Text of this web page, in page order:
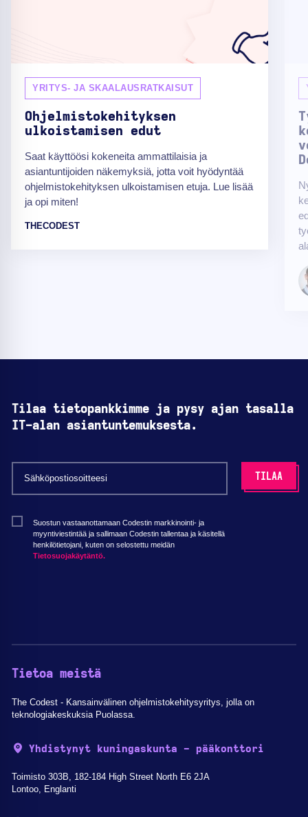
YRITYS- JA SKAALAUSRATKAISUT
Ohjelmistokehityksen
ulkoistamisen edut
Saat käyttöösi kokeneita ammattilaisia ja
asiantuntijoiden näkemyksiä, jotta voit hyödyntää
ohjelmistokehityksen ulkoistamisen etuja. Lue lisää
ja opi miten!
THECODEST
Tilaa tietopankkimme ja pysy ajan tasalla
IT-alan asiantuntemuksesta.
Suostun vastaanottamaan Codestin markkinointi- ja
myyntiviestintää ja sallimaan Codestin tallentaa ja käsitellä
henkilötietojani, kuten on selostettu meidän
Tietosuojakäytäntö.
Tietoa meistä
The Codest - Kansainvälinen ohjelmistokehitysyritys, jolla on
teknologiakeskuksia Puolassa.
Yhdistynyt kuningaskunta - pääkonttori
Toimisto 303B, 182-184 High Street North E6 2JA
Lontoo, Englanti